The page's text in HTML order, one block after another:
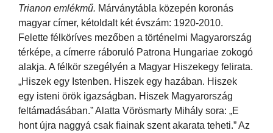
Trianon emlékmű. Márványtábla közepén koronás
magyar címer, kétoldalt két évszám: 1920-2010.
Felette félköríves mezőben a történelmi Magyarország
térképe, a címerre ráboruló Patrona Hungariae zokogó
alakja. A félkör szegélyén a Magyar Hiszekegy felirata.
„Hiszek egy Istenben. Hiszek egy hazában. Hiszek
egy isteni örök igazságban. Hiszek Magyarország
feltámadásában.” Alatta Vörösmarty Mihály sora: „E
hont újra naggyá csak fiainak szent akarata teheti.” Az